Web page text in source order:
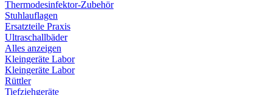
Thermodesinfektor-Zubehör
Stuhlauflagen
Ersatzteile Praxis
Ultraschallbäder
Alles anzeigen
Kleingeräte Labor
Kleingeräte Labor
Rüttler
Tiefziehgeräte